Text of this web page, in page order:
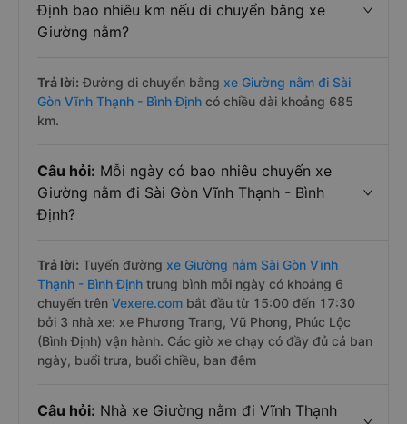
Định bao nhiêu km nếu di chuyển bằng xe
Giường nằm?
Trả lời: Đường di chuyển bằng xe Giường nằm đi Sài
Gòn Vĩnh Thạnh - Bình Định có chiều dài khoảng 685
km.
Câu hỏi: Mỗi ngày có bao nhiêu chuyến xe
Giường nằm đi Sài Gòn Vĩnh Thạnh - Bình
Định?
Trả lời: Tuyến đường xe Giường nằm Sài Gòn Vĩnh
Thạnh - Bình Định trung bình mỗi ngày có khoảng 6
chuyến trên Vexere.com bắt đầu từ 15:00 đến 17:30
bởi 3 nhà xe: xe Phương Trang, Vũ Phong, Phúc Lộc
(Bình Định) vận hành. Các giờ xe chạy có đầy đủ cả ban
ngày, buổi trưa, buổi chiều, ban đêm
Câu hỏi: Nhà xe Giường nằm đi Vĩnh Thạnh